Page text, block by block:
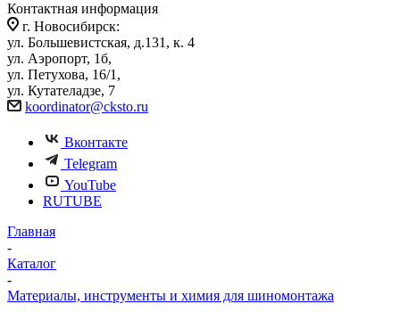
Контактная информация
г. Новосибирск:
ул. Большевистская, д.131, к. 4
ул. Аэропорт, 1б,
ул. Петухова, 16/1,
ул. Кутателадзе, 7
koordinator@cksto.ru
Вконтакте
Telegram
YouTube
RUTUBE
Главная
-
Каталог
-
Материалы, инструменты и химия для шиномонтажа